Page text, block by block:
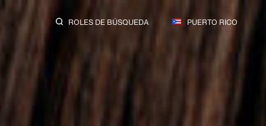
ROLES DE BÚSQUEDA PUERTO RICO